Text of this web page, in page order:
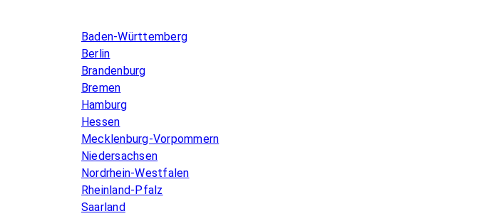
Baden-Württemberg
Berlin
Brandenburg
Bremen
Hamburg
Hessen
Mecklenburg-Vorpommern
Niedersachsen
Nordrhein-Westfalen
Rheinland-Pfalz
Saarland